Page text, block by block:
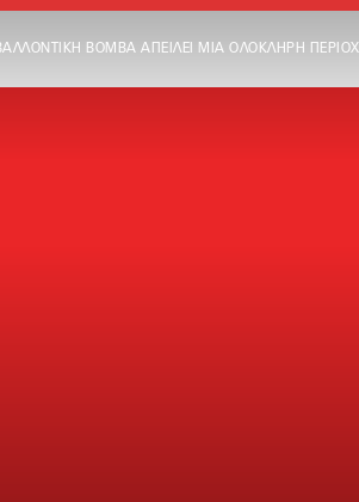
ΒΌΜΒΑ ΑΠΕΙΛΕΊ ΜΙΑ ΟΛΌΚΛΗΡΗ